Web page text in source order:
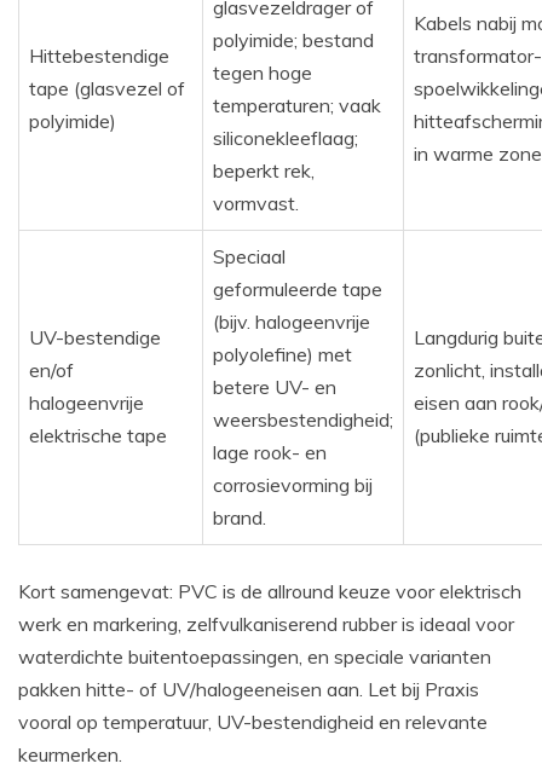
Hittebestendige
tape (glasvezel of
polyimide)
glasvezeldrager of
polyimide; bestand
tegen hoge
temperaturen; vaak
siliconekleeflaag;
beperkt rek,
vormvast.
Kabels nabij
in warme
UV-bestendige
en/of
halogeenvrije
elektrische tape
Speciaal
geformuleerde tape
(bijv. halogeenvrije
polyolefine) met
betere UV- en
weersbestendigheid;
lage rook- en
corrosievorming bij
brand.
Langdurig
zonlicht,
eisen aan
(publieke
Kort samengevat: PVC is de allround keuze voor elektrisch
werk en markering, zelfvulkaniserend rubber is ideaal voor
waterdichte buitentoepassingen, en speciale varianten
pakken hitte- of UV/halogeeneisen aan. Let bij Praxis
vooral op temperatuur, UV-bestendigheid en relevante
keurmerken.